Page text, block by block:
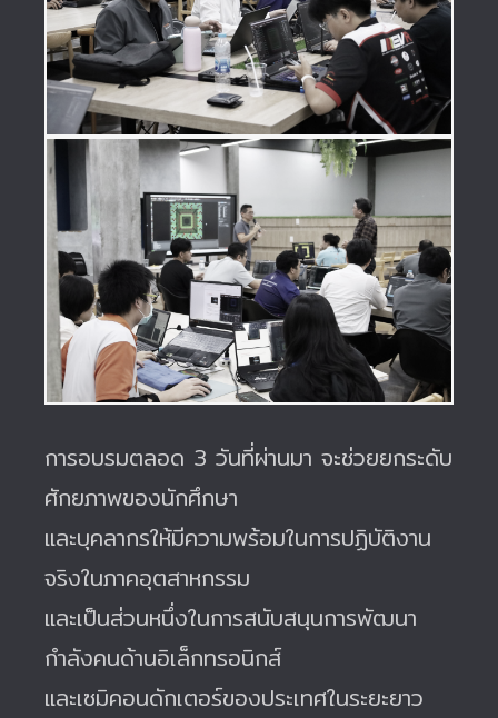
การอบรมตลอด 3 วันที่ผ่านมา จะช่วยยกระดับ
ศักยภาพของนักศึกษา
และบุคลากรให้มีความพร้อมในการปฏิบัติงาน
จริงในภาคอุตสาหกรรม
และเป็นส่วนหนึ่งในการสนับสนุนการพัฒนา
กำลังคนด้านอิเล็กทรอนิกส์
และเซมิคอนดักเตอร์ของประเทศในระยะยาว